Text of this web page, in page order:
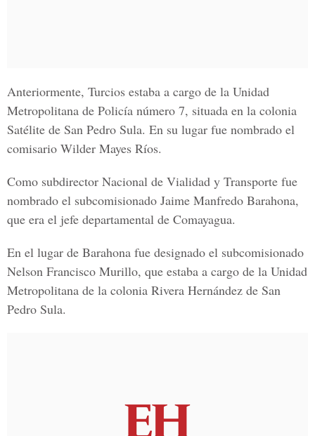
Anteriormente, Turcios estaba a cargo de la Unidad
Metropolitana de Policía número 7, situada en la colonia
Satélite de San Pedro Sula. En su lugar fue nombrado el
comisario Wilder Mayes Ríos.
Como subdirector Nacional de Vialidad y Transporte fue
nombrado el subcomisionado Jaime Manfredo Barahona,
que era el jefe departamental de Comayagua.
En el lugar de Barahona fue designado el subcomisionado
Nelson Francisco Murillo, que estaba a cargo de la Unidad
Metropolitana de la colonia Rivera Hernández de San
Pedro Sula.